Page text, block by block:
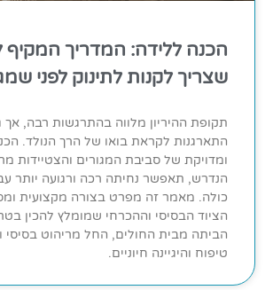
הכנה ללידה: המדריך
שצריך לקנות לתינוק לפני
תקופת ההיריון מלווה בהתרגשות רבה,
התארגנות לקראת בואו של הרך הנולד.
ומדויקת של סביבת המגורים והצטיידות
הנדרש, תאפשר נחיתה רכה ורגועה יותר
כולה. מאמר זה מפרט בצורה מקצועית
הציוד הבסיסי וההכרחי שמומלץ להכין
הביתה מבית החולים, החל מריהוט בסיסי
טיפוח והיגיינה חיוניים.